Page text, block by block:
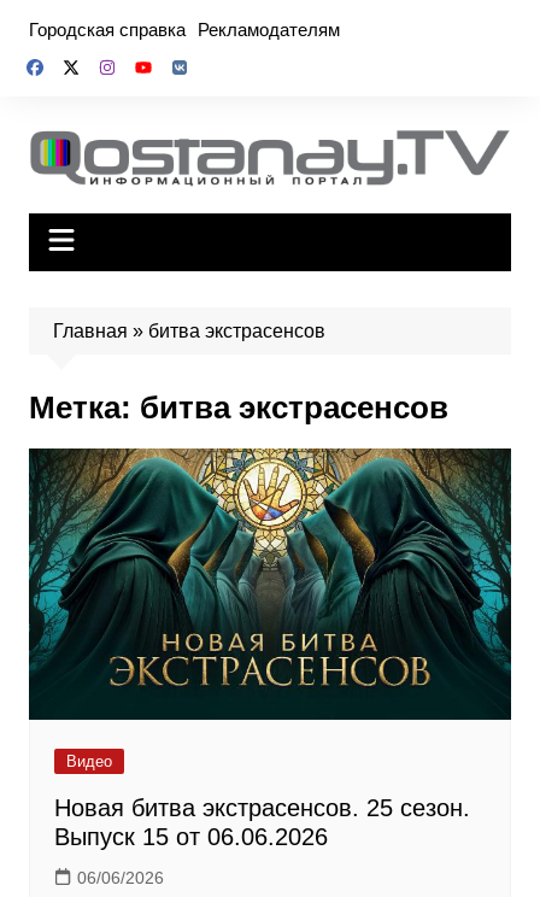
содержимому
Городская справка Рекламодателям
Главная » битва экстрасенсов
Метка: битва экстрасенсов
Видео
Новая битва экстрасенсов. 25 сезон.
Выпуск 15 от 06.06.2026
06/06/2026